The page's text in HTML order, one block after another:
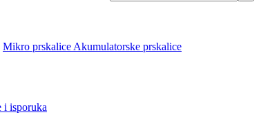
Mikro prskalice Akumulatorske prskalice
i isporuka